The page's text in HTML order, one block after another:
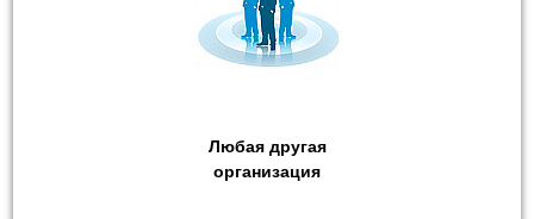
Любая другая
организация